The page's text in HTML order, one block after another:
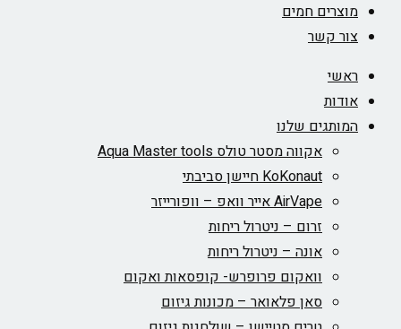
מוצרים חמים
צור קשר
ראשי
אודות
המותגים שלנו
אקווה מסטר טולס Aqua Master tools
KoKonaut חיישן סביבתי
AirVape אייר וואפ – וופורייזר
זרום – ניטרול ריחות
אונה – ניטרול ריחות
וואקום פרופרש- קופסאות ואקום
סאן פלאואר – מכונות גיזום